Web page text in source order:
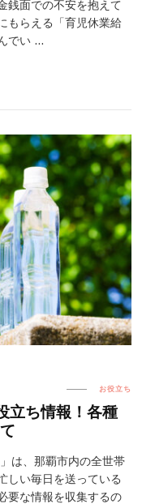
銭面での不安を抱えて
もらえる「育児休業給
でい …
お役立ち
立ち情報！各種
は、那覇市内の全世帯
しい毎日を送っている
要な情報を収集するの